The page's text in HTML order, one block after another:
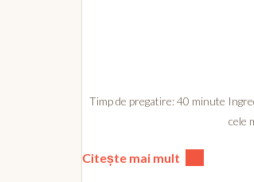
Timp de pregatire: 40 minute
cele
Citește mai mult